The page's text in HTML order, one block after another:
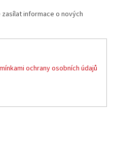
informace o nových
ochrany osobních údajů